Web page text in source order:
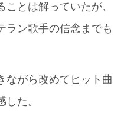
とは解っていたが、
ラン歌手の信念までも
ながら改めてヒット曲
た。